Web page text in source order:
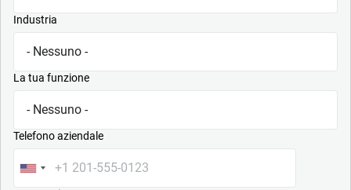
Industria
La tua funzione
Telefono aziendale